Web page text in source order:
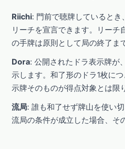
Riichi: 門前で聴牌していると
リーチを宣言できます。リーチ
の手牌は原則として局の終了ま
Dora: 公開されたドラ表示牌が
示します。和了形のドラ1枚に
示牌そのものが得点対象とは限
流局: 誰も和了せず牌山を使い
流局の条件が成立した場合、そ